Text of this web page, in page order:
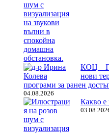
КОЦ –
нови
програми за ранен
04.08.2026
Какво е